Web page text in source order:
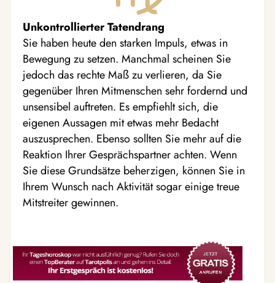
Unkontrollierter Tatendrang
Sie haben heute den starken Impuls, etwas in
Bewegung zu setzen. Manchmal scheinen Sie
jedoch das rechte Maß zu verlieren, da Sie
gegenüber Ihren Mitmenschen sehr fordernd und
unsensibel auftreten. Es empfiehlt sich, die
eigenen Aussagen mit etwas mehr Bedacht
auszusprechen. Ebenso sollten Sie mehr auf die
Reaktion Ihrer Gesprächspartner achten. Wenn
Sie diese Grundsätze beherzigen, können Sie in
Ihrem Wunsch nach Aktivität sogar einige treue
Mitstreiter gewinnen.